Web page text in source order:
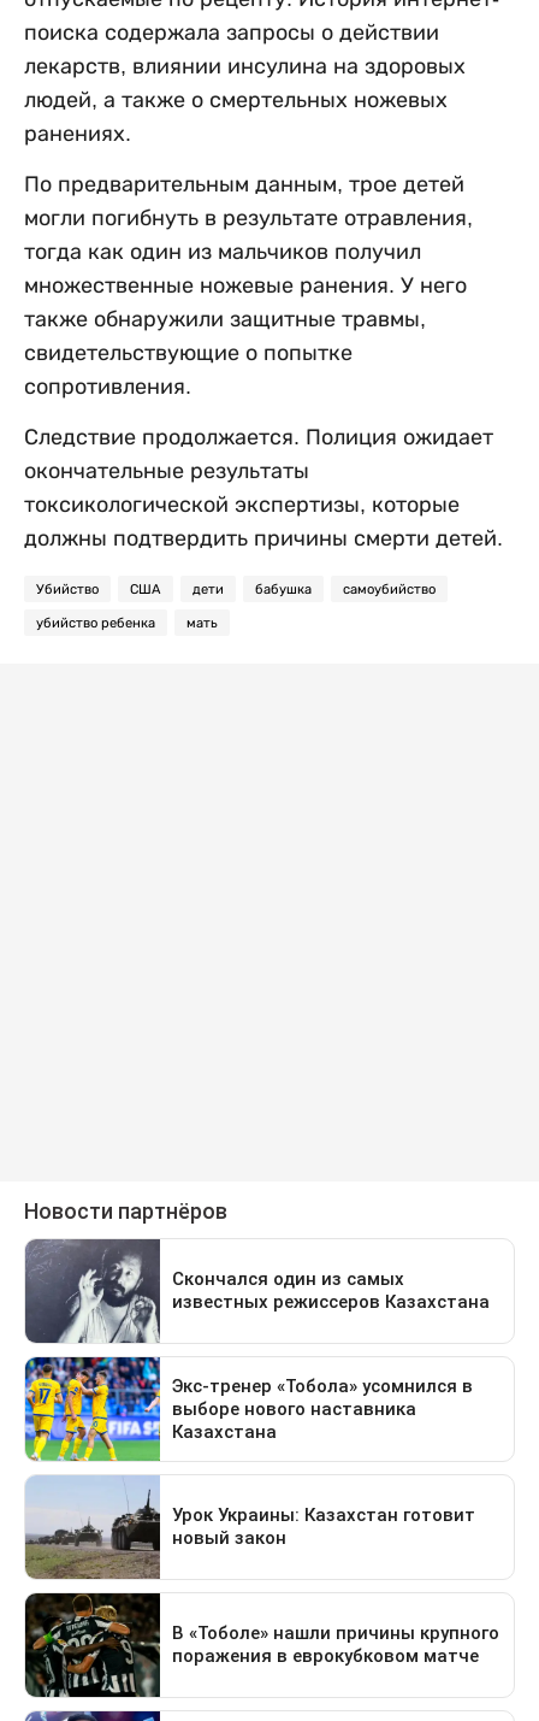
поиска содержала запросы о действии
лекарств, влиянии инсулина на здоровых
людей, а также о смертельных ножевых
ранениях.
По предварительным данным, трое детей
могли погибнуть в результате отравления,
тогда как один из мальчиков получил
множественные ножевые ранения. У него
также обнаружили защитные травмы,
свидетельствующие о попытке
сопротивления.
Следствие продолжается. Полиция ожидает
окончательные результаты
токсикологической экспертизы, которые
должны подтвердить причины смерти детей.
Убийство США дети бабушка самоубийство
убийство ребенка мать